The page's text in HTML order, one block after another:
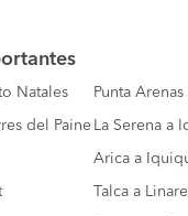
Natales Punta
del Paine La Serena a
Arica a
Talca a